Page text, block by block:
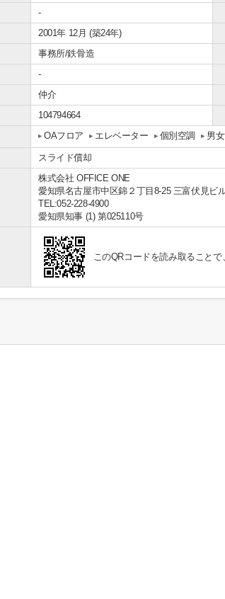
-
2001年 12月 (築24年)
事務所/鉄骨造
-
仲介
104794664
OAフロア エレベーター 個別空調 男
スライド償却
株式会社 OFFICE ONE
愛知県名古屋市中区錦２丁目8-25 三富伏見ビ
TEL:052-228-4900
愛知県知事 (1) 第025110号
このQRコードを読み取ること